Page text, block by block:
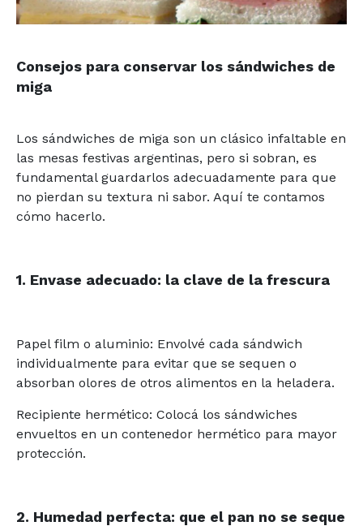
Consejos para conservar los sándwiches de
miga
Los sándwiches de miga son un clásico infaltable en
las mesas festivas argentinas, pero si sobran, es
fundamental guardarlos adecuadamente para que
no pierdan su textura ni sabor. Aquí te contamos
cómo hacerlo.
1. Envase adecuado: la clave de la frescura
Papel film o aluminio: Envolvé cada sándwich
individualmente para evitar que se sequen o
absorban olores de otros alimentos en la heladera.
Recipiente hermético: Colocá los sándwiches
envueltos en un contenedor hermético para mayor
protección.
2. Humedad perfecta: que el pan no se seque